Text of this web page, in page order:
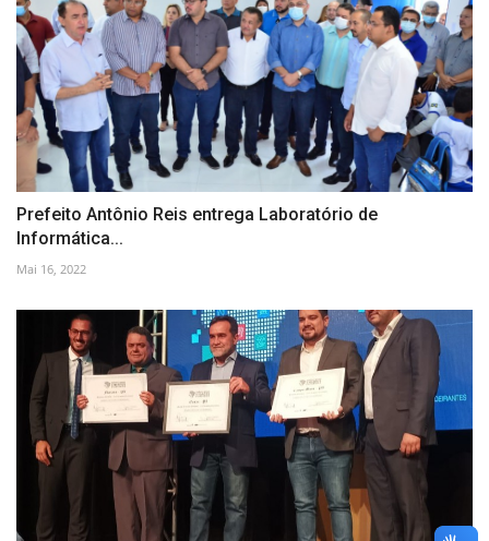
Prefeito Antônio Reis entrega Laboratório de
Informática...
Mai 16, 2022